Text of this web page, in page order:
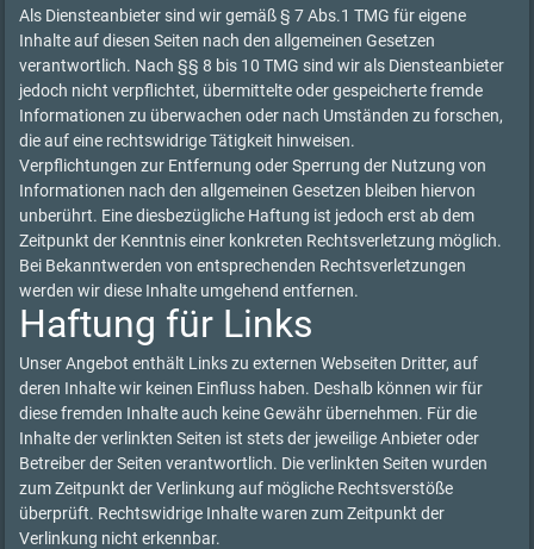
Als Diensteanbieter sind wir gemäß § 7 Abs.1 TMG für eigene
Inhalte auf diesen Seiten nach den allgemeinen Gesetzen
verantwortlich. Nach §§ 8 bis 10 TMG sind wir als Diensteanbieter
jedoch nicht verpflichtet, übermittelte oder gespeicherte fremde
Informationen zu überwachen oder nach Umständen zu forschen,
die auf eine rechtswidrige Tätigkeit hinweisen.
Verpflichtungen zur Entfernung oder Sperrung der Nutzung von
Informationen nach den allgemeinen Gesetzen bleiben hiervon
unberührt. Eine diesbezügliche Haftung ist jedoch erst ab dem
Zeitpunkt der Kenntnis einer konkreten Rechtsverletzung möglich.
Bei Bekanntwerden von entsprechenden Rechtsverletzungen
werden wir diese Inhalte umgehend entfernen.
Haftung für Links
Unser Angebot enthält Links zu externen Webseiten Dritter, auf
deren Inhalte wir keinen Einfluss haben. Deshalb können wir für
diese fremden Inhalte auch keine Gewähr übernehmen. Für die
Inhalte der verlinkten Seiten ist stets der jeweilige Anbieter oder
Betreiber der Seiten verantwortlich. Die verlinkten Seiten wurden
zum Zeitpunkt der Verlinkung auf mögliche Rechtsverstöße
überprüft. Rechtswidrige Inhalte waren zum Zeitpunkt der
Verlinkung nicht erkennbar.